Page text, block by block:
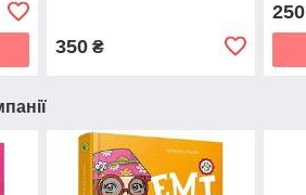
350₴
250